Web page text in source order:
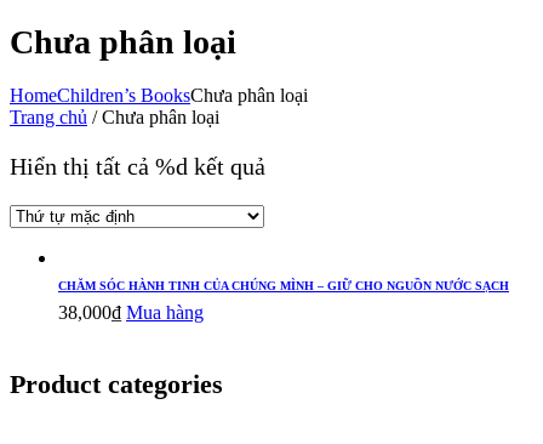
Chưa phân loại
HomeChildren’s BooksChưa phân loại
Trang chủ / Chưa phân loại
Hiển thị tất cả %d kết quả
CHĂM SÓC HÀNH TINH CỦA CHÚNG MÌNH – GIỮ CHO NGUỒN NƯỚC SẠCH
38,000₫ Mua hàng
Product categories